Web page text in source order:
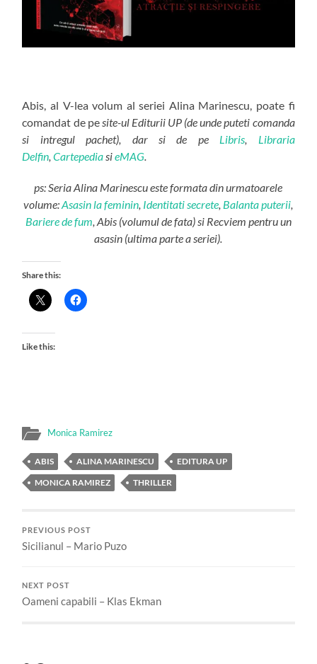
Abis, al V-lea volum al seriei Alina Marinescu, poate fi
comandat de pesite-ul Editurii UP (de unde puteti comanda
si intregul pachet), dar si de pe Libris, Libraria
Delfin,CartepediasieMAG.
ps: Seria Alina Marinescu este formata din urmatoarele
volume:Asasin la feminin, Identitati secrete, Balanta puterii,
Bariere de fum, Abis (volumul de fata) si Recviem pentru un
asasin (ultima parte a seriei).
Share this:
Like this:
Monica Ramirez
ABIS ALINA MARINESCU
EDITURA UP
MONICA RAMIREZ
THRILLER
PREVIOUS POST
Sicilianul – Mario Puzo
NEXT POST
Oameni capabili – Klas Ekman